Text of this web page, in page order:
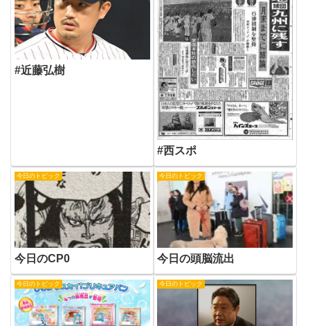
#近藤弘樹
#西スポ
今日のトピック
今日のCP0
今日のトピック
今日の頭脳流出
今日のトピック 今日のトピック